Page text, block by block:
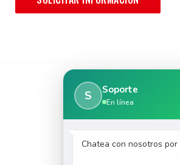
S Soporte
En línea
Chatea con nosotros